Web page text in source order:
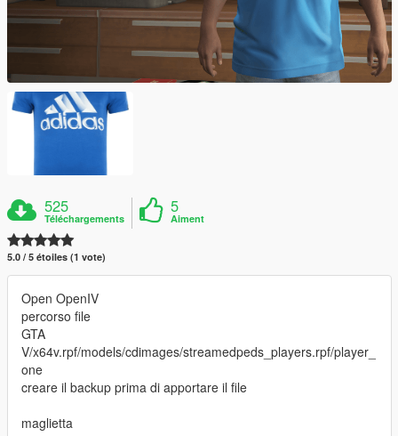
525
Téléchargements
5
Aiment
5.0 / 5 étoiles (1 vote)
Open OpenIV
percorso file
GTA
V/x64v.rpf/models/cdimages/streamedpeds_players.rpf/player_
one
creare il backup prima di apportare il file
maglietta